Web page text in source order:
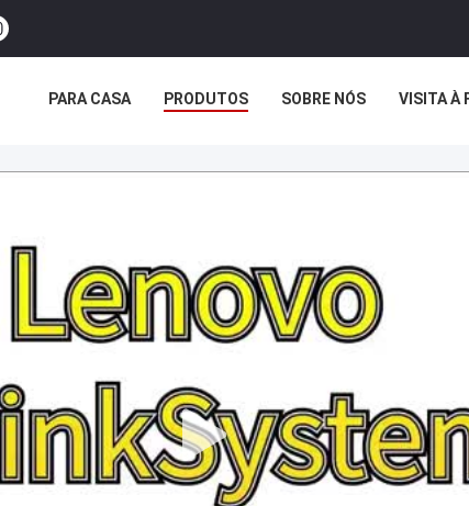
PARA CASA PRODUTOS SOBRE NÓS VISITA À